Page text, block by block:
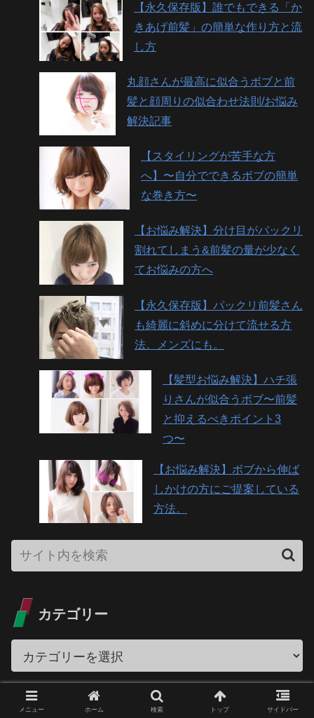
【永久保存版】誰でもできる「か
きあげ前髪」の簡単な作り方と流
し方
丸顔さんが最高に似合うボブと前
髪と顔周りの似合わせ法則/お悩み
解決記事
【スタイリングが苦手な方
へ】〜自分でできるボブの簡単
な巻き方〜
【お悩み解決】分け目がパックリ
割れてしまう&前髪の量が少なく
てお悩みの方へ
【永久保存版】パックリ前髪さん
も綺麗に斜めに分けて流せる方
法。メンズにも。
【髪型お悩み解決】ハチ張
りさんが似合うボブ〜前髪
と抑えるべきポイント3
つ〜
【お悩み解決】ボブから伸ば
しかけの方にご提案している
方法。
カテゴリー
アーカイブ
メニュー ホーム 検索 トップ サイドバー